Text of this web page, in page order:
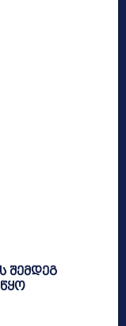
შემდეგ